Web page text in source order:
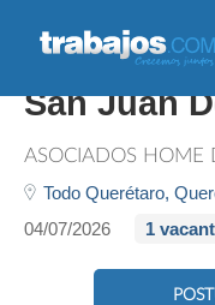
Cajera O
San Juan
ASOCIADOS HOME
Todo Querétaro,
04/07/2026
1